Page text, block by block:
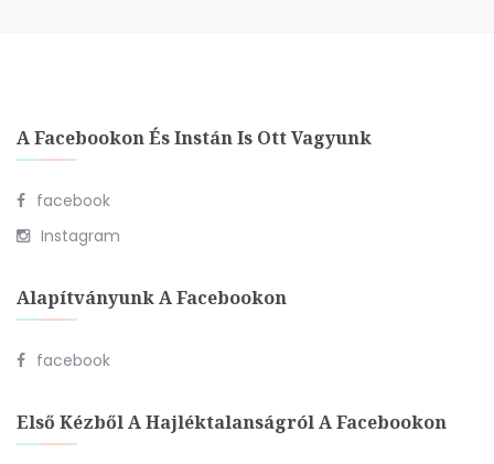
A Facebookon És Instán Is Ott Vagyunk
facebook
Instagram
Alapítványunk A Facebookon
facebook
Első Kézből A Hajléktalanságról A Facebookon